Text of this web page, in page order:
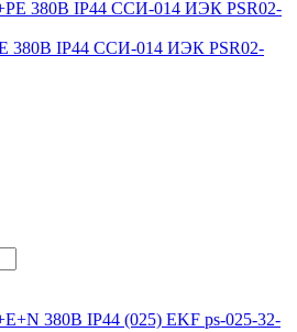
380В IP44 ССИ-014 ИЭК PSR02-